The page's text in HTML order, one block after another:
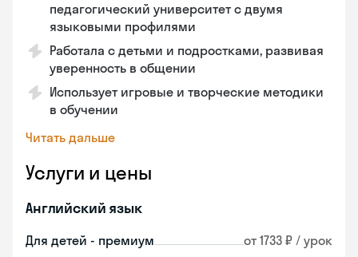
педагогический университет с двумя
языковыми профилями
Работала с детьми и подростками, развивая
уверенность в общении
Использует игровые и творческие методики
в обучении
Читать дальше
Услуги и цены
Английский язык
Для детей - премиум от 1733 ₽ / урок